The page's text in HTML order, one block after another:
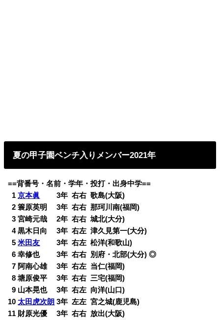
夏の甲子園ベンチ入りメンバー2021年
==背番号・名前・学年・投打・出身中学==
1京本眞 3年 右右 歌島(大阪)
02 簑原英明 3年 右右 那珂川南(福岡)
03 宮崎元哉 2年 右右 城北(大分)
04 黒木日向 3年 右左 津久見第一(大分)
05米田友 3年 右左 松洋(和歌山)
06 幸修也 3年 右右 別府・北部(大分) ◎
07 阿南心雄 3年 右左 当仁(福岡)
08 塘原俊平 3年 右右 三宅(福岡)
09 山本晃也 3年 右左 向洋(山口)
10 太田虎次朗 3年 左左 宮之城(鹿児島)
11 財原光優 3年 右右 放出(大阪)